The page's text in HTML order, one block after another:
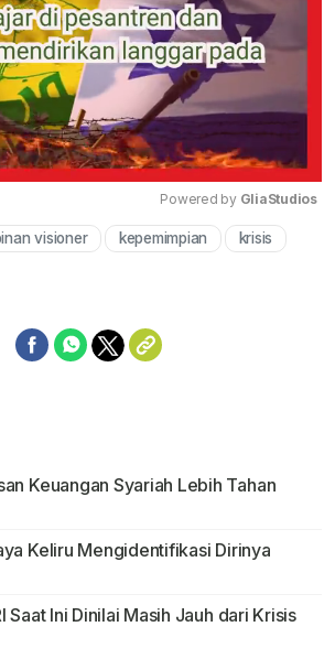
Mute
Powered by GliaStudios
visioner kepemimpian krisis
Keuangan Syariah Lebih Tahan
Keliru Mengidentifikasi Dirinya
Saat Ini Dinilai Masih Jauh dari Krisis